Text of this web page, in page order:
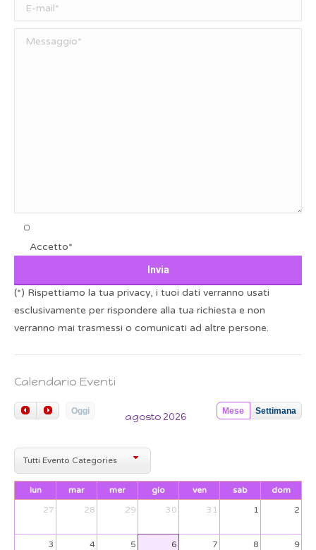
Accetto*
(*) Rispettiamo la tua privacy, i tuoi dati verranno usati
esclusivamente per rispondere alla tua richiesta e non
verranno mai trasmessi o comunicati ad altre persone.
Calendario Eventi
Oggi Mese Settimana
agosto 2026
Tutti Evento Categories
lun mar mer gio ven sab
dom
27
28 29 30 31 1 2
3 4 5 6 7 8 9